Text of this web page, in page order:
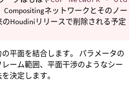
Compositingネットワークとそのノー
のHoudiniリリースで削除される予定
平面を結合します。 パラメータの
ーム範囲、平面干渉のようなシー
決定します。